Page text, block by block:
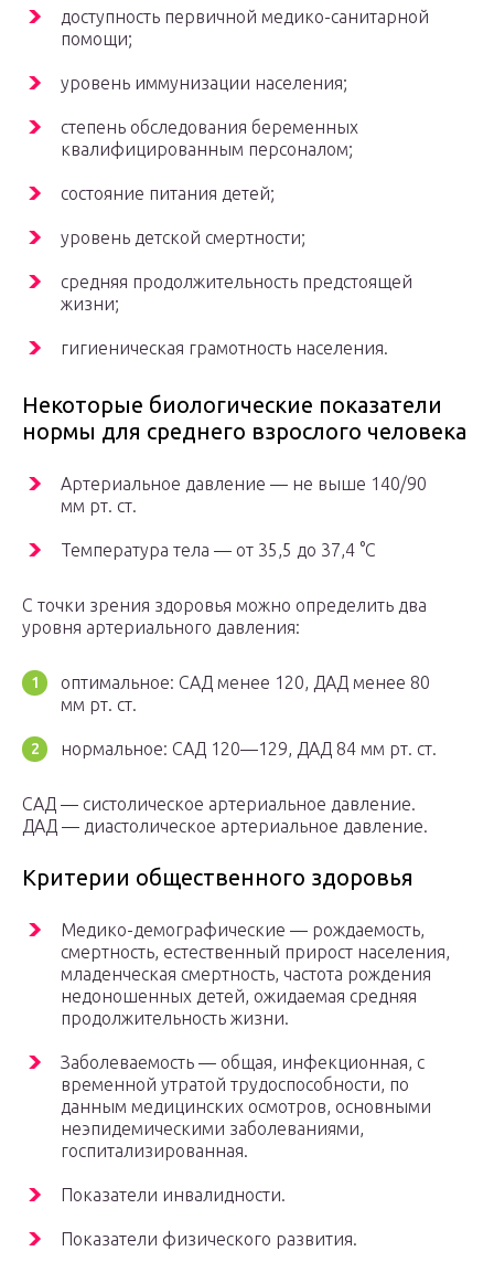
доступность первичной медико-санитарной
помощи;
уровень иммунизации населения;
степень обследования беременных
квалифицированным персоналом;
состояние питания детей;
уровень детской смертности;
средняя продолжительность предстоящей
жизни;
гигиеническая грамотность населения.
Некоторые биологические показатели
нормы для среднего взрослого человека
Артериальное давление — не выше 140/90
мм рт. ст.
Температура тела — от 35,5 до 37,4 °C
С точки зрения здоровья можно определить два
уровня артериального давления:
оптимальное: САД менее 120, ДАД менее 80
мм рт. ст.
нормальное: САД 120—129, ДАД 84 мм рт. ст.
САД — систолическое артериальное давление.
ДАД — диастолическое артериальное давление.
Критерии общественного здоровья
Медико-демографические — рождаемость,
смертность, естественный прирост населения,
младенческая смертность, частота рождения
недоношенных детей, ожидаемая средняя
продолжительность жизни.
Заболеваемость — общая, инфекционная, с
временной утратой трудоспособности, по
данным медицинских осмотров, основными
неэпидемическими заболеваниями,
госпитализированная.
Показатели инвалидности.
Показатели физического развития.